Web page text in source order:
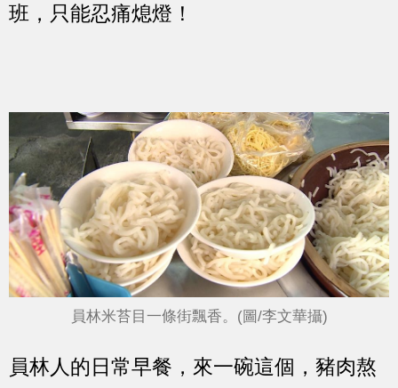
班，只能忍痛熄燈！
員林米苔目一條街飄香。(圖/李文華攝)
員林人的日常早餐，來一碗這個，豬肉熬